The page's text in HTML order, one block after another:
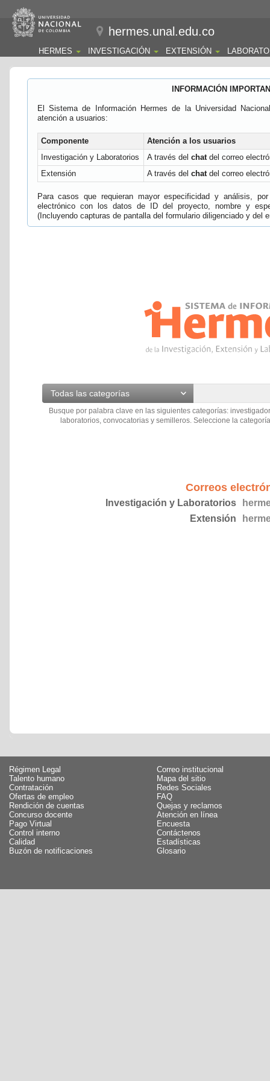
hermes.unal.edu.co
HERMES INVESTIGACIÓN EXTENSIÓN
INFORMACIÓN
El Sistema de Información Hermes de la Universidad
atención a usuarios:
Componente
Atención a los usuarios
Investigación y Laboratorios
A través del chatdel correo
Extensión
A través del chatdel correo
Para casos que requieran mayor especificidad y análisis,
electrónico con los datos de ID del proyecto, nombre y
(Incluyendo capturas de pantalla del formulario diligenciado y del
Todas las categorías
Busque por palabra clave en las siguientes categorías:
laboratorios, convocatorias y semilleros. Seleccione la
Correos
Investigación y Laboratorios
Extensión
Régimen Legal
Talento humano
Contratación
Ofertas de empleo
Rendición de cuentas
Concurso docente
Pago Virtual
Control interno
Calidad
Buzón de notificaciones
Correo institucional
Mapa del sitio
Redes Sociales
FAQ
Quejas y reclamos
Atención en línea
Encuesta
Contáctenos
Estadísticas
Glosario